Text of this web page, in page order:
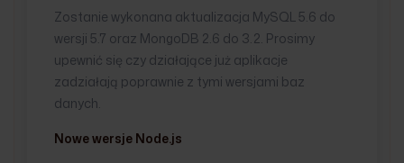
Zostanie wykonana aktualizacja MySQL 5.6 do
wersji 5.7 oraz MongoDB 2.6 do 3.2. Prosimy
upewnić się czy działające już aplikacje
zadziałają poprawnie z tymi wersjami baz
danych.
Nowe wersje Node.js